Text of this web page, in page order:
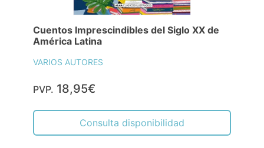
Cuentos Imprescindibles del Siglo XX de
América Latina
VARIOS AUTORES
PVP. 18,95€
Consulta disponibilidad